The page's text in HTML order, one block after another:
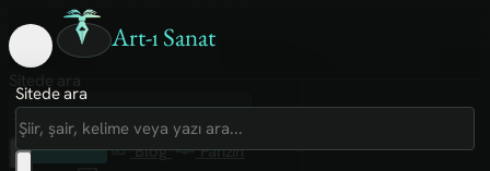
Art-ı Sanat
Sitede ara
Art-ı Sosyal
İmece
Kütüphane
Blog
Fanzin